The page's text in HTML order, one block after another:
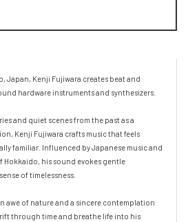
Japan, Kenji Fujiwara creates beat and
hardware instruments and synthesizers.
and quiet scenes from the past as a
Kenji Fujiwara crafts music that feels
familiar. Influenced by Japanese music and
his sound evokes gentle
of timelessness.
awe of nature and a sincere contemplation
through time and breathe life into his